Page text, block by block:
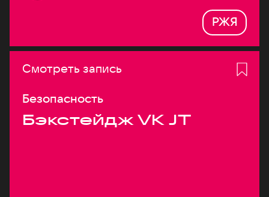
РЖЯ
Смотреть запись
Безопасность
Бэкстейдж VK JT